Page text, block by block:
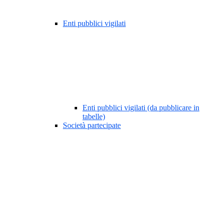
Enti pubblici vigilati
Enti pubblici vigilati (da pubblicare in
tabelle)
Società partecipate